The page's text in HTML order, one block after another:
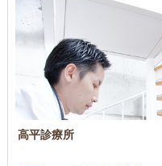
高平診療所